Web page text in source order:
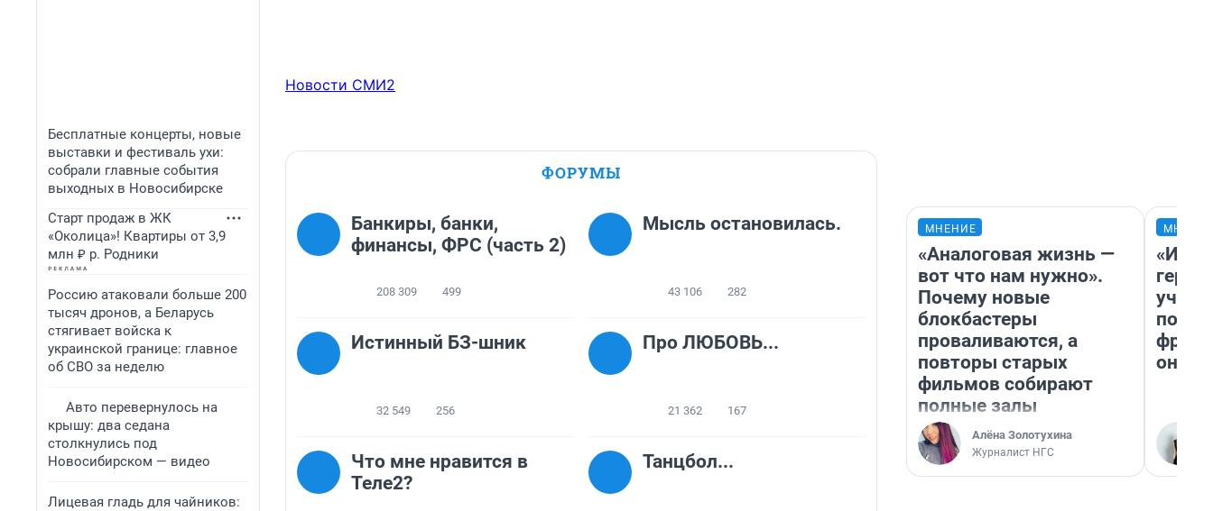
Бесплатные концерты, новые
выставки и фестиваль ухи:
собрали главные события
выходных в Новосибирске
Старт продаж в ЖК
«Околица»! Квартиры от 3,9
млн ₽ р. Родники
Россию атаковали больше 200
тысяч дронов, а Беларусь
стягивает войска к
украинской границе: главное
об СВО за неделю
Авто перевернулось на
крышу: два седана
столкнулись под
Новосибирском — видео
Лицевая гладь для чайников:
Новости СМИ2
ФОРУМЫ
Банкиры, банки,
финансы, ФРС (часть 2)
208 309 499
Мысль остановилась.
43 106 282
Истинный БЗ-шник
32 549 256
Про ЛЮБОВЬ...
21 362 167
Что мне нравится в
Теле2?
Танцбол...
МНЕНИЕ
«Аналоговая жизнь —
вот что нам нужно».
Почему новые
блокбастеры
проваливаются, а
повторы старых
фильмов собирают
полные залы
Алёна Золотухина
Журналист НГС
учит
она